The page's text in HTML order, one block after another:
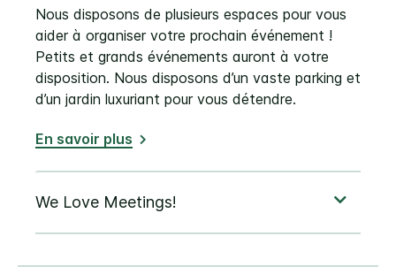
Nous disposons de plusieurs espaces pour vous
aider à organiser votre prochain événement !
Petits et grands événements auront à votre
disposition. Nous disposons d’un vaste parking et
d’un jardin luxuriant pour vous détendre.
En savoir plus